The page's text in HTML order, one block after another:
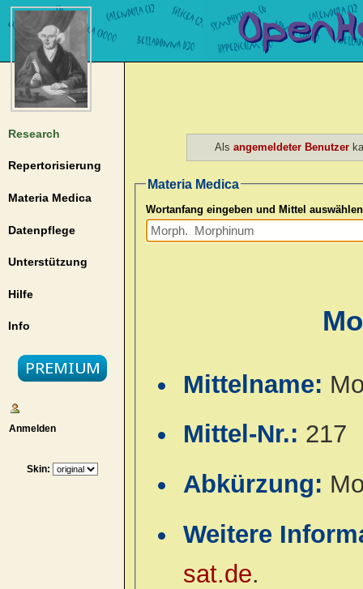
Research
Repertorisierung
Materia Medica
Datenpflege
Unterstützung
Hilfe
Info
Anmelden
Skin:
Als angemeldeter Benutzer
Materia Medica
Wortanfang eingeben und Mittel auswählen
Mittelname:
Mittel-Nr.: 217
Abkürzung:
Weitere
sat.de.